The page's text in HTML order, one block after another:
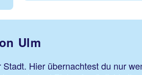
Ulm
Hier übernachtest du nur